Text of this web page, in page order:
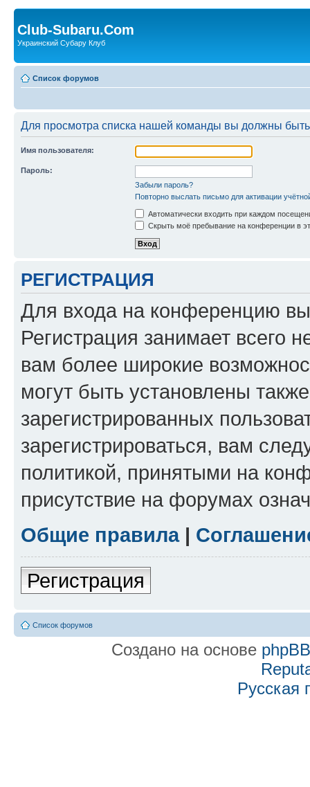
Club-Subaru.Com
Украинский Субару Клуб
Список форумов
Для просмотра списка нашей команды вы должны
Имя пользователя:
Пароль:
Забыли пароль?
Повторно выслать письмо для активации
Автоматически входить при каждом
Скрыть моё пребывание на конференции в
РЕГИСТРАЦИЯ
Для входа на конференцию
Регистрация занимает всего
вам более широкие
могут быть установлены
зарегистрированных
зарегистрироваться, вам
политикой, принятыми на
присутствие на форумах
Общие правила|
Регистрация
Список форумов
Создано на основе phpBB
Русская